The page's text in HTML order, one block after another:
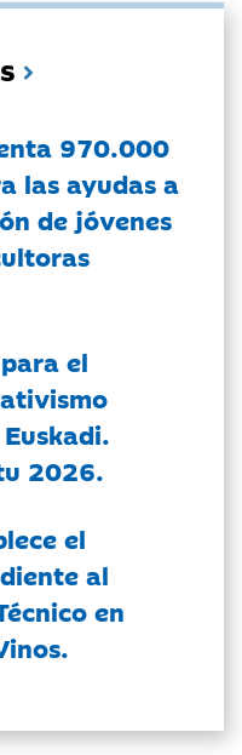
970.000
las ayudas a
de jóvenes
el
2026.
el
al
en